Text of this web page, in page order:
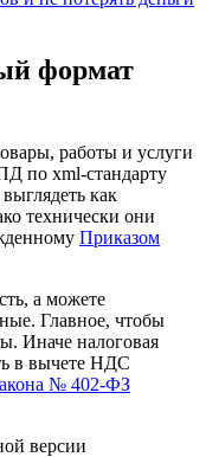
формат
работы и услуги
по xml‑стандарту
как
технически они
Приказом
а можете
Главное, чтобы
Иначе налоговая
в вычете НДС
№ 402-ФЗ
версии